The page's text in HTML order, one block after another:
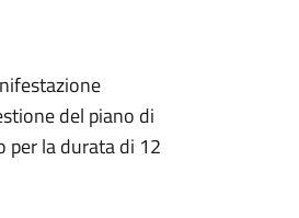
del piano di
per la durata di 12